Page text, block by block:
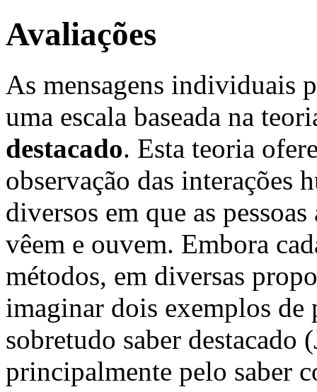
Avaliações
As mensagens individuais
uma escala baseada na
destacado. Esta teoria
observação das interações
diversos em que as
vêem e ouvem. Embora
métodos, em diversas
imaginar dois exemplos de
sobretudo saber destacado
principalmente pelo saber